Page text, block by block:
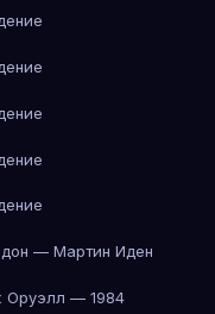
— Мартин Иден
— 1984